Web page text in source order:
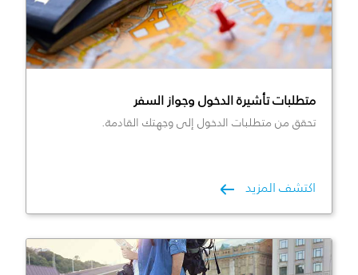
متطلبات تأشيرة الدخول وجواز السفر
تحقق من متطلبات الدخول إلى وجهتك القادمة.
اكتشف المزيد